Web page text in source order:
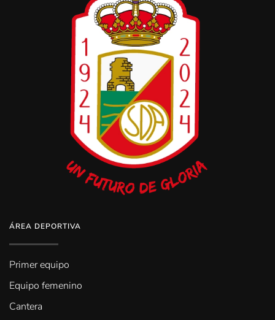
ÁREA DEPORTIVA
Primer equipo
Equipo femenino
Cantera